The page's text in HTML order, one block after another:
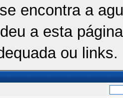
encontra a
a esta
ou links.